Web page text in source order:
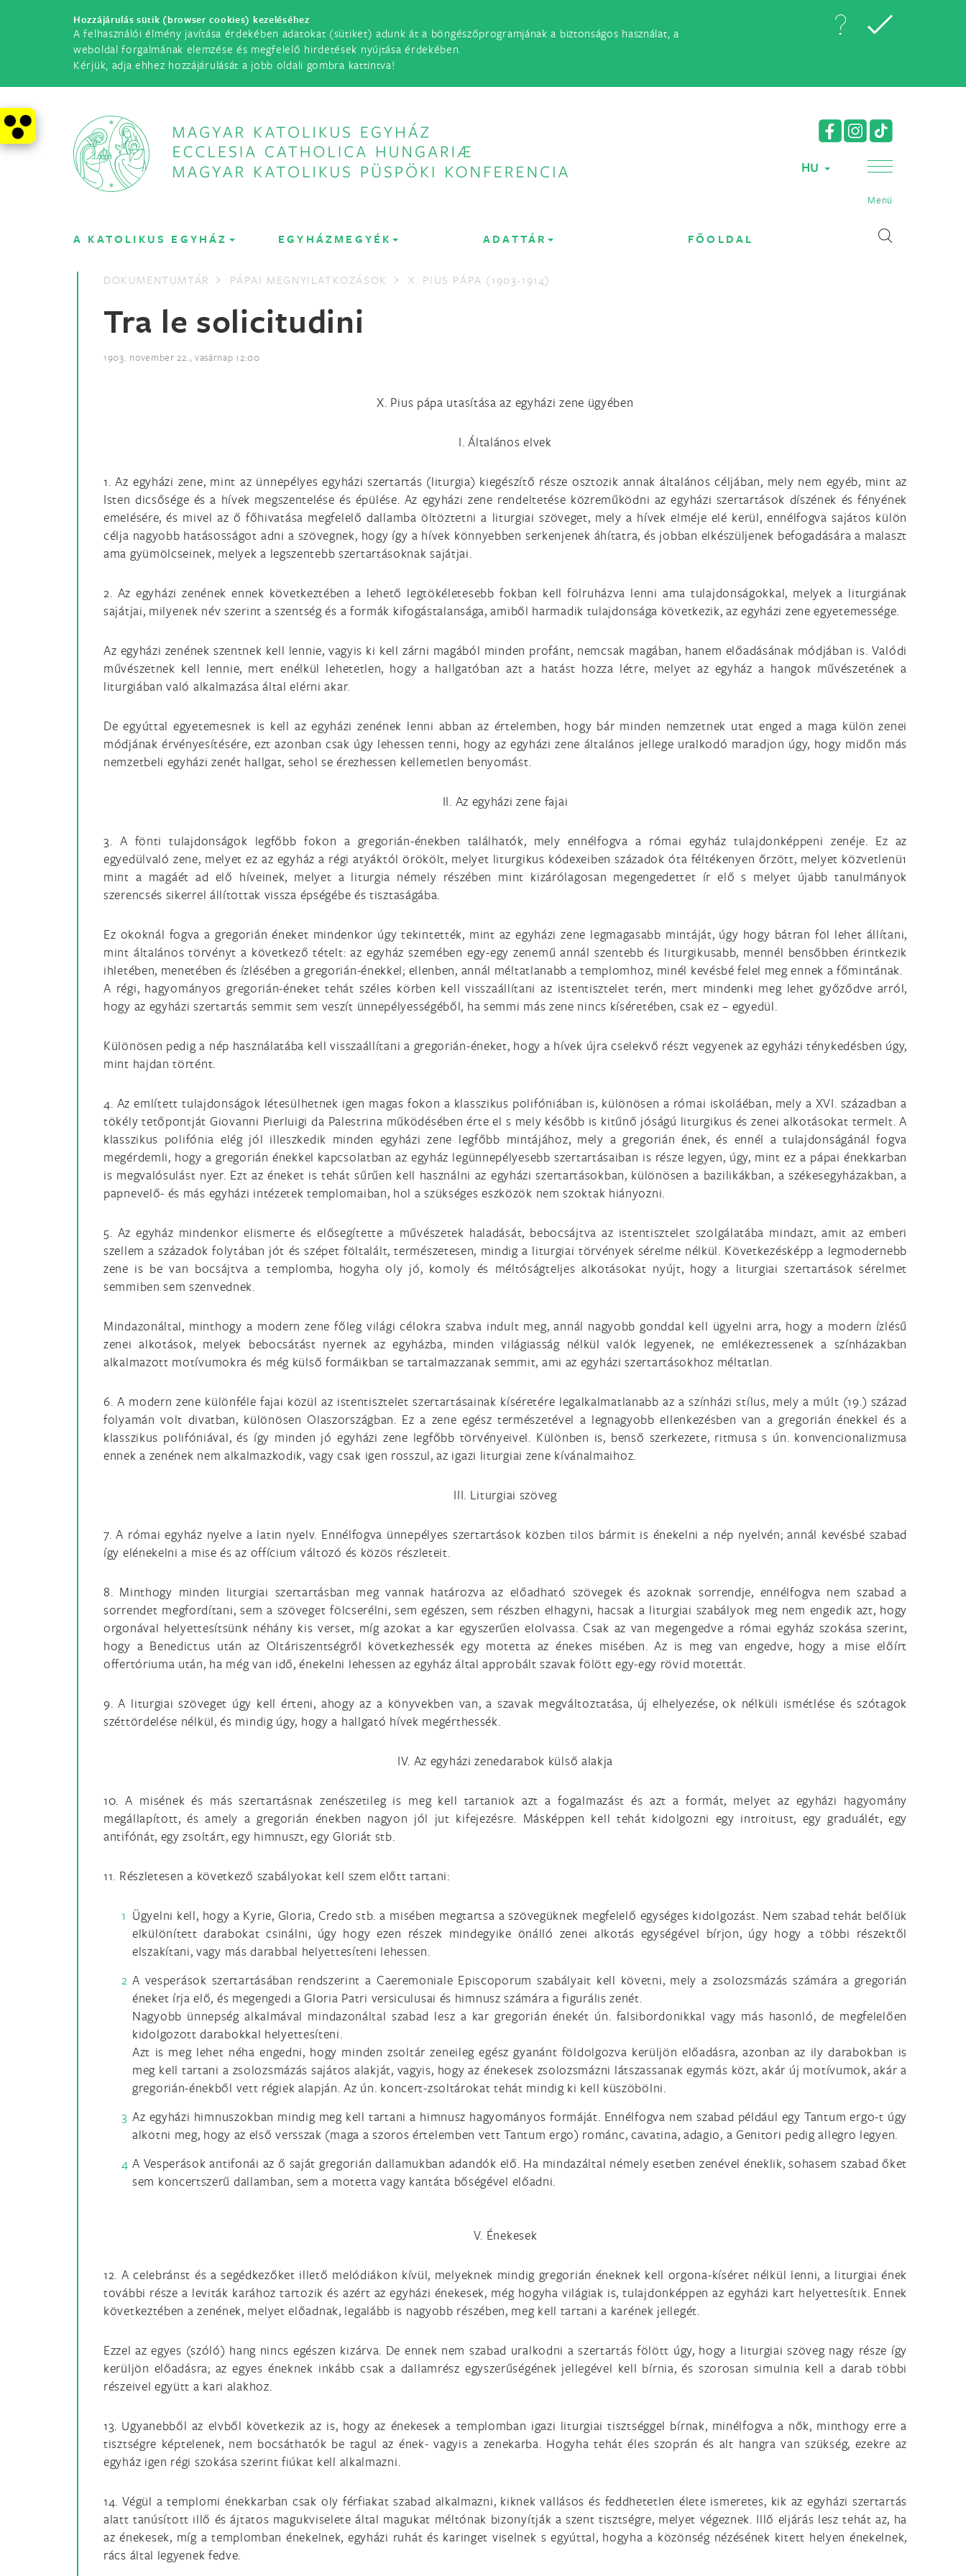
Hozzájárulás sütik (browser cookies) kezeléséhez
A felhasználói élmény javítása érdekében adatokat (sütiket) adunk át a böngészőprogramjának a biztonságos használat, a
weboldal forgalmának elemzése és megfelelő hirdetések nyújtása érdekében.
Kérjük, adja ehhez hozzájárulását a jobb oldali gombra kattintva!
HU
Menü
A KATOLIKUS EGYHÁZ EGYHÁZMEGYÉK ADATTÁR FŐOLDAL
DOKUMENTUMTÁR PÁPAI MEGNYILATKOZÁSOK X. PIUS PÁPA (1903-1914)
Tra le solicitudini
1903. november 22., vasárnap 12:00
X. Pius pápa utasítása az egyházi zene ügyében
I. Általános elvek
1. Az egyházi zene, mint az ünnepélyes egyházi szertartás (liturgia) kiegészítő része osztozik annak általános céljában, mely nem egyéb, mint az
Isten dicsősége és a hívek megszentelése és épülése. Az egyházi zene rendeltetése közreműködni az egyházi szertartások díszének és fényének
emelésére, és mivel az ő főhivatása megfelelő dallamba öltöztetni a liturgiai szöveget, mely a hívek elméje elé kerül, ennélfogva sajátos külön
célja nagyobb hatásosságot adni a szövegnek, hogy így a hívek könnyebben serkenjenek áhítatra, és jobban elkészüljenek befogadására a malaszt
ama gyümölcseinek, melyek a legszentebb szertartásoknak sajátjai.
2. Az egyházi zenének ennek következtében a lehető legtökéletesebb fokban kell fölruházva lenni ama tulajdonságokkal, melyek a liturgiának
sajátjai, milyenek név szerint a szentség és a formák kifogástalansága, amiből harmadik tulajdonsága következik, az egyházi zene egyetemessége.
Az egyházi zenének szentnek kell lennie, vagyis ki kell zárni magából minden profánt, nemcsak magában, hanem előadásának módjában is. Valódi
művészetnek kell lennie, mert enélkül lehetetlen, hogy a hallgatóban azt a hatást hozza létre, melyet az egyház a hangok művészetének a
liturgiában való alkalmazása által elérni akar.
De egyúttal egyetemesnek is kell az egyházi zenének lenni abban az értelemben, hogy bár minden nemzetnek utat enged a maga külön zenei
módjának érvényesítésére, ezt azonban csak úgy lehessen tenni, hogy az egyházi zene általános jellege uralkodó maradjon úgy, hogy midőn más
nemzetbeli egyházi zenét hallgat, sehol se érezhessen kellemetlen benyomást.
II. Az egyházi zene fajai
3. A fönti tulajdonságok legfőbb fokon a gregorián-énekben találhatók, mely ennélfogva a római egyház tulajdonképpeni zenéje. Ez az
egyedülvaló zene, melyet ez az egyház a régi atyáktól örökölt, melyet liturgikus kódexeiben századok óta féltékenyen őrzött, melyet közvetlenü1
mint a magáét ad elő híveinek, melyet a liturgia némely részében mint kizárólagosan megengedettet ír elő s melyet újabb tanulmányok
szerencsés sikerrel állítottak vissza épségébe és tisztaságába.
Ez okoknál fogva a gregorián éneket mindenkor úgy tekintették, mint az egyházi zene legmagasabb mintáját, úgy hogy bátran föl lehet állítani,
mint általános törvényt a következő tételt: az egyház szemében egy-egy zenemű annál szentebb és liturgikusabb, mennél bensőbben érintkezik
ihletében, menetében és ízlésében a gregorián-énekkel; ellenben, annál méltatlanabb a templomhoz, minél kevésbé felel meg ennek a főmintának.
A régi, hagyományos gregorián-éneket tehát széles körben kell visszaállítani az istentisztelet terén, mert mindenki meg lehet győződve arról,
hogy az egyházi szertartás semmit sem veszít ünnepélyességéből, ha semmi más zene nincs kíséretében, csak ez – egyedül.
Különösen pedig a nép használatába kell visszaállítani a gregorián-éneket, hogy a hívek újra cselekvő részt vegyenek az egyházi ténykedésben úgy,
mint hajdan történt.
4. Az említett tulajdonságok létesülhetnek igen magas fokon a klasszikus polifóniában is, különösen a római iskoláéban, mely a XVI. században a
tökély tetőpontját Giovanni Pierluigi da Palestrina működésében érte el s mely később is kitűnő jóságú liturgikus és zenei alkotásokat termelt. A
klasszikus polifónia elég jól illeszkedik minden egyházi zene legfőbb mintájához, mely a gregorián ének, és ennél a tulajdonságánál fogva
megérdemli, hogy a gregorián énekkel kapcsolatban az egyház legünnepélyesebb szertartásaiban is része legyen, úgy, mint ez a pápai énekkarban
is megvalósulást nyer. Ezt az éneket is tehát sűrűen kell használni az egyházi szertartásokban, különösen a bazilikákban, a székesegyházakban, a
papnevelő- és más egyházi intézetek templomaiban, hol a szükséges eszközök nem szoktak hiányozni.
5. Az egyház mindenkor elismerte és elősegítette a művészetek haladását, bebocsájtva az istentisztelet szolgálatába mindazt, amit az emberi
szellem a századok folytában jót és szépet föltalált, természetesen, mindig a liturgiai törvények sérelme nélkül. Következésképp a legmodernebb
zene is be van bocsájtva a templomba, hogyha oly jó, komoly és méltóságteljes alkotásokat nyújt, hogy a liturgiai szertartások sérelmet
semmiben sem szenvednek.
Mindazonáltal, minthogy a modern zene főleg világi célokra szabva indult meg, annál nagyobb gonddal kell ügyelni arra, hogy a modern ízlésű
zenei alkotások, melyek bebocsátást nyernek az egyházba, minden világiasság nélkül valók legyenek, ne emlékeztessenek a színházakban
alkalmazott motívumokra és még külső formáikban se tartalmazzanak semmit, ami az egyházi szertartásokhoz méltatlan.
6. A modern zene különféle fajai közül az istentisztelet szertartásainak kíséretére legalkalmatlanabb az a színházi stílus, mely a múlt (19.) század
folyamán volt divatban, különösen Olaszországban. Ez a zene egész természetével a legnagyobb ellenkezésben van a gregorián énekkel és a
klasszikus polifóniával, és így minden jó egyházi zene legfőbb törvényeivel. Különben is, benső szerkezete, ritmusa s ún. konvencionalizmusa
ennek a zenének nem alkalmazkodik, vagy csak igen rosszul, az igazi liturgiai zene kívánalmaihoz.
III. Liturgiai szöveg
7. A római egyház nyelve a latin nyelv. Ennélfogva ünnepélyes szertartások közben tilos bármit is énekelni a nép nyelvén; annál kevésbé szabad
így elénekelni a mise és az offícium változó és közös részleteit.
8. Minthogy minden liturgiai szertartásban meg vannak határozva az előadható szövegek és azoknak sorrendje, ennélfogva nem szabad a
sorrendet megfordítani, sem a szöveget fölcserélni, sem egészen, sem részben elhagyni, hacsak a liturgiai szabályok meg nem engedik azt, hogy
orgonával helyettesítsünk néhány kis verset, míg azokat a kar egyszerűen elolvassa. Csak az van megengedve a római egyház szokása szerint,
hogy a Benedictus után az Oltáriszentségről következhessék egy motetta az énekes misében. Az is meg van engedve, hogy a mise előírt
offertóriuma után, ha még van idő, énekelni lehessen az egyház által approbált szavak fölött egy-egy rövid motettát.
9. A liturgiai szöveget úgy kell érteni, ahogy az a könyvekben van, a szavak megváltoztatása, új elhelyezése, ok nélküli ismétlése és szótagok
széttördelése nélkül, és mindig úgy, hogy a hallgató hívek megérthessék.
IV. Az egyházi zenedarabok külső alakja
10. A misének és más szertartásnak zenészetileg is meg kell tartaniok azt a fogalmazást és azt a formát, melyet az egyházi hagyomány
megállapított, és amely a gregorián énekben nagyon jól jut kifejezésre. Másképpen kell tehát kidolgozni egy introitust, egy graduálét, egy
antifónát, egy zsoltárt, egy himnuszt, egy Gloriát stb.
11. Részletesen a következő szabályokat kell szem előtt tartani:
Ügyelni kell, hogy a Kyrie, Gloria, Credo stb. a misében megtartsa a szövegüknek megfelelő egységes kidolgozást. Nem szabad tehát belőlük
elkülönített darabokat csinálni, úgy hogy ezen részek mindegyike önálló zenei alkotás egységével bírjon, úgy hogy a többi részektől
elszakítani, vagy más darabbal helyettesíteni lehessen.
A vesperások szertartásában rendszerint a Caeremoniale Episcoporum szabályait kell követni, mely a zsolozsmázás számára a gregorián
éneket írja elő, és megengedi a Gloria Patri versiculusai és himnusz számára a figurális zenét.
Nagyobb ünnepség alkalmával mindazonáltal szabad lesz a kar gregorián énekét ún. falsibordonikkal vagy más hasonló, de megfelelően
kidolgozott darabokkal helyettesíteni.
Azt is meg lehet néha engedni, hogy minden zsoltár zeneileg egész gyanánt földolgozva kerüljön előadásra, azonban az ily darabokban is
meg kell tartani a zsolozsmázás sajátos alakját, vagyis, hogy az énekesek zsolozsmázni látszassanak egymás közt, akár új motívumok, akár a
gregorián-énekből vett régiek alapján. Az ún. koncert-zsoltárokat tehát mindig ki kell küszöbölni.
Az egyházi himnuszokban mindig meg kell tartani a himnusz hagyományos formáját. Ennélfogva nem szabad például egy Tantum ergo-t úgy
alkotni meg, hogy az első versszak (maga a szoros értelemben vett Tantum ergo) románc, cavatina, adagio, a Genitori pedig allegro legyen.
A Vesperások antifonái az ő saját gregorián dallamukban adandók elő. Ha mindazáltal némely esetben zenével éneklik, sohasem szabad őket
sem koncertszerű dallamban, sem a motetta vagy kantáta bőségével előadni.
V. Énekesek
12. A celebránst és a segédkezőket illető melódiákon kívül, melyeknek mindig gregorián éneknek kell orgona-kíséret nélkül lenni, a liturgiai ének
további része a leviták karához tartozik és azért az egyházi énekesek, még hogyha világiak is, tulajdonképpen az egyházi kart helyettesítik. Ennek
következtében a zenének, melyet előadnak, legalább is nagyobb részében, meg kell tartani a karének jellegét.
Ezzel az egyes (szóló) hang nincs egészen kizárva. De ennek nem szabad uralkodni a szertartás fölött úgy, hogy a liturgiai szöveg nagy része így
kerüljön előadásra; az egyes éneknek inkább csak a dallamrész egyszerűségének jellegével kell bírnia, és szorosan simulnia kell a darab többi
részeivel együtt a kari alakhoz.
13. Ugyanebből az elvből következik az is, hogy az énekesek a templomban igazi liturgiai tisztséggel bírnak, minélfogva a nők, minthogy erre a
tisztségre képtelenek, nem bocsáthatók be tagul az ének- vagyis a zenekarba. Hogyha tehát éles szoprán és alt hangra van szükség, ezekre az
egyház igen régi szokása szerint fiúkat kell alkalmazni.
14. Végül a templomi énekkarban csak oly férfiakat szabad alkalmazni, kiknek vallásos és feddhetetlen élete ismeretes, kik az egyházi szertartás
alatt tanúsított illő és ájtatos magukviselete által magukat méltónak bizonyítják a szent tisztségre, melyet végeznek. Illő eljárás lesz tehát az, ha
az énekesek, míg a templomban énekelnek, egyházi ruhát és karinget viselnek s egyúttal, hogyha a közönség nézésének kitett helyen énekelnek,
rács által legyenek fedve.